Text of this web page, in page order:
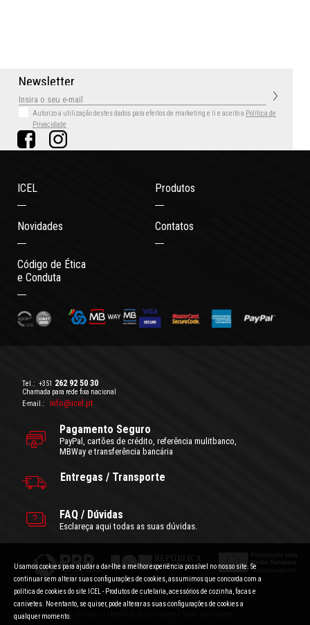
Newsletter
Autorizo a utilização destes dados para efeitos de marketing e li e aceito a Política de
Privacidade
ICEL Produtos
Novidades Contatos
Código de Ética
e Conduta
Tel.: +351 262 92 50 30
Chamada para rede fixa nacional
E-mail.:
info@icel.pt
Pagamento Seguro
PayPal, cartões de crédito, referência mulitbanco,
MBWay e transferência bancária
Entregas / Transporte
FAQ / Dúvidas
Esclareça aqui todas as suas dúvidas.
Condições Gerais de Utilização |Politica de Privacidade
Preços com IVA incluído.
Usamos cookies para ajudar a dar-lhe a melhor experiência possível no nosso site. Se
continuar sem alterar suas configurações de cookies, assumimos que concorda com a
política de cookies do site ICEL - Produtos de cutelaria, acessórios de cozinha, facas e
canivetes. No entanto, se quiser, pode alterar as suas configurações de cookies a
qualquer momento.